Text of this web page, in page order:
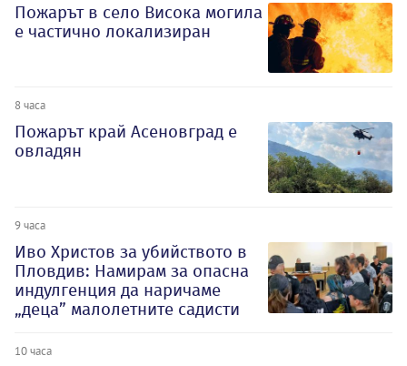
Пожарът в село Висока могила
е частично локализиран
8 часа
Пожарът край Асеновград е
овладян
9 часа
Иво Христов за убийството в
Пловдив: Намирам за опасна
индулгенция да наричаме
„деца” малолетните садисти
10 часа